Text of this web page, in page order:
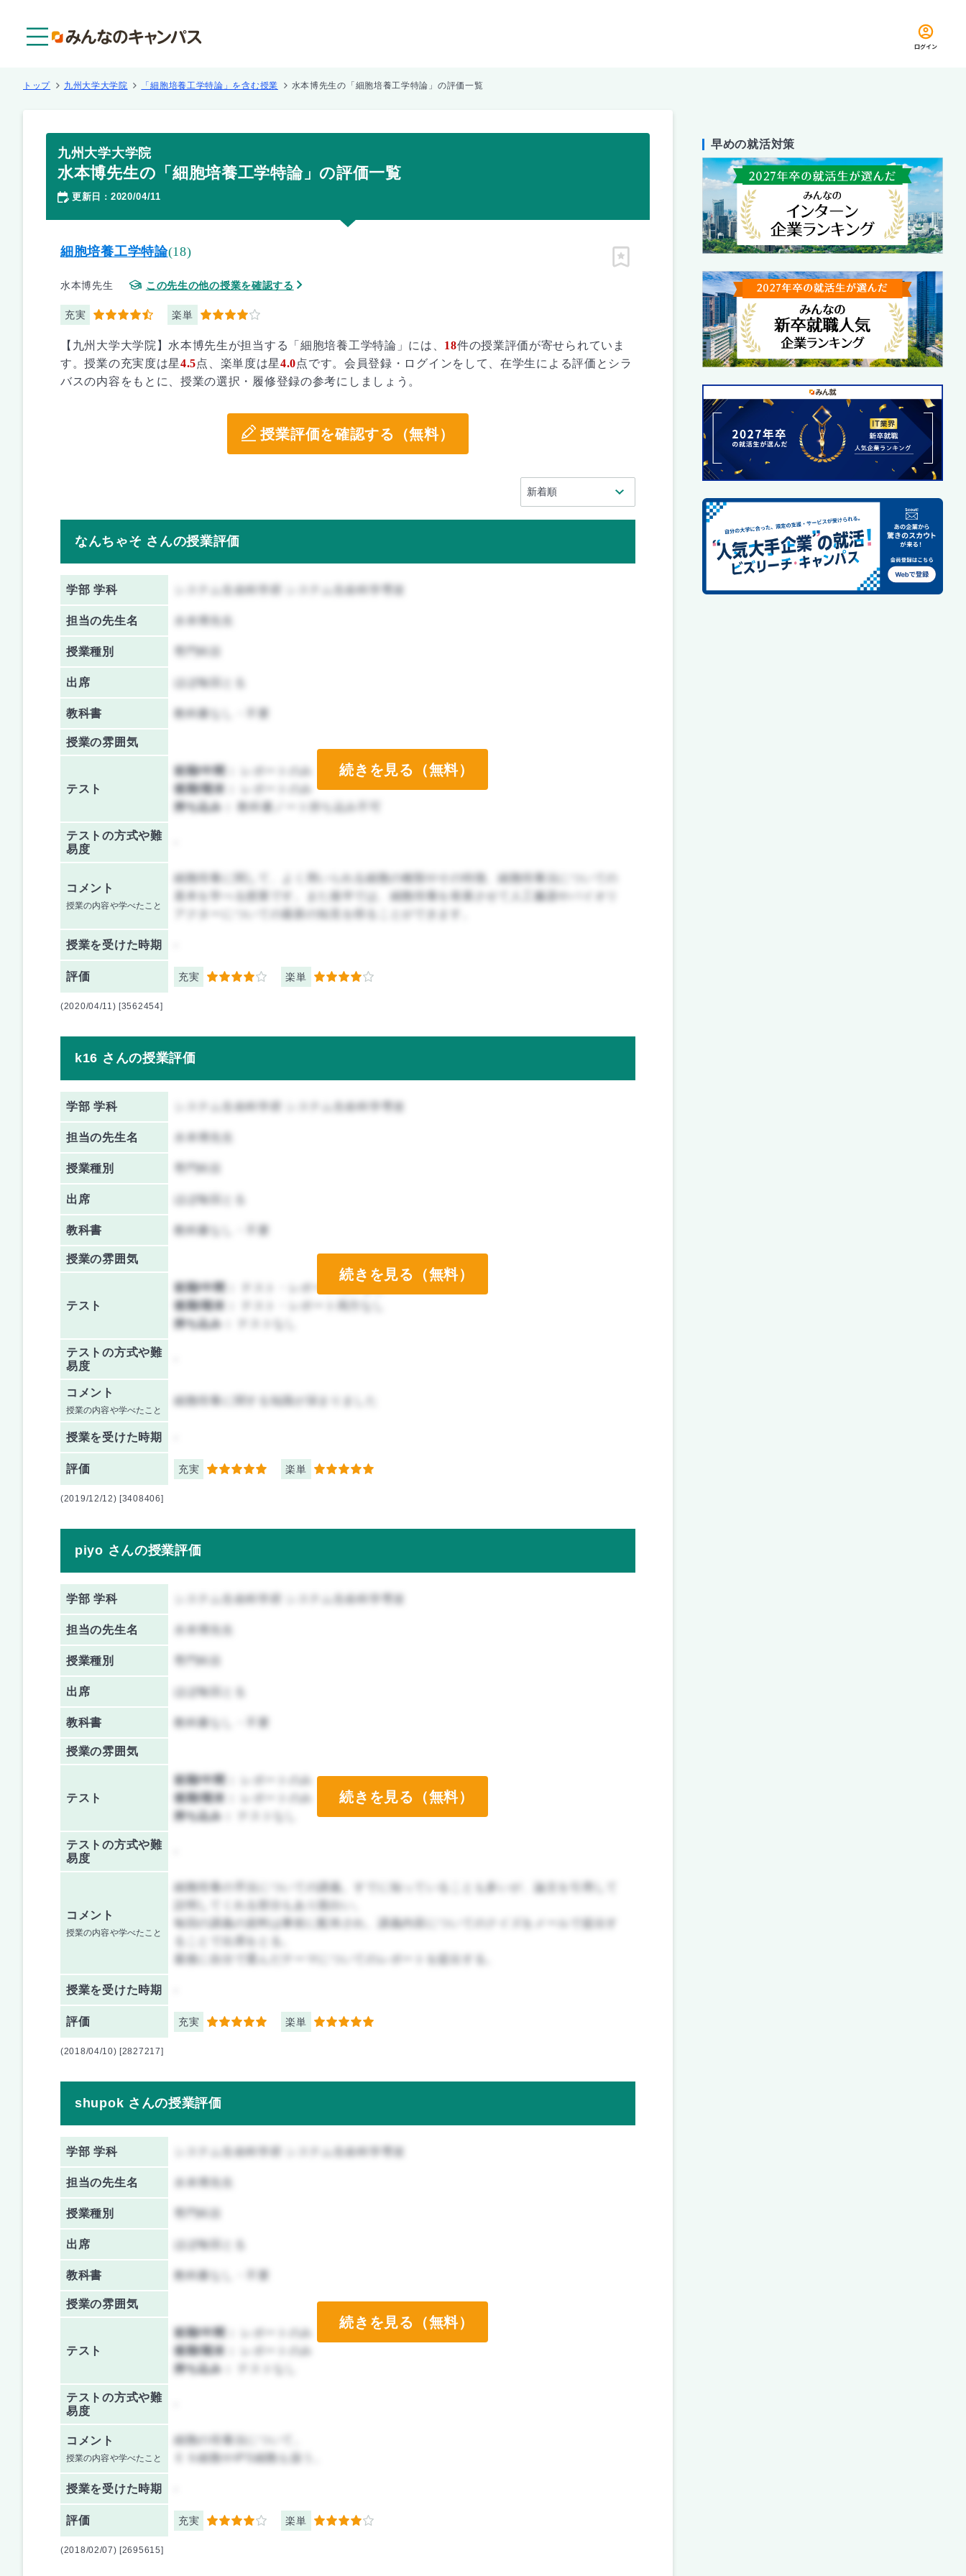
ログイン
トップ 九州大学大学院 「細胞培養工学特論」を含む授業 水本博先生の「細胞培養工学特論」の評価一覧
九州大学大学院
水本博先生の「細胞培養工学特論」の評価一覧
更新日 ： 2020/04/11
細胞培養工学特論(18)
水本博先生 この先生の他の授業を確認する
充実 4.5 楽単 4
ピン留め
【九州大学大学院】水本博先生が担当する「細胞培養工学特論」には、 18件の授業評価が寄せられていま
す。授業の充実度は星4.5点、楽単度は星4.0点です。会員登録・ログインをして、在学生による評価とシラ
バスの内容をもとに、授業の選択・履修登録の参考にしましょう。
授業評価を確認する（無料）
なんちゃそ さんの授業評価
学部 学科 システム生命科学府 システム生命科学専攻
担当の先生名
授業種別 専門科目
出席 ほぼ毎回とる
教科書 教科書なし・不要
授業の雰囲気
テスト
前期/中間：
レポートのみ
後期/期末：
レポートのみ
持ち込み：
教科書ノート持ち込み不可
テストの方式や難
易度
コメント
授業の内容や学べたこと
細胞培養に関して、よく用いられる細胞の種類やその特徴、細胞培養法についての
基本を学べる授業です。また後半では、細胞培養を発展させて人工臓器やバイオリ
アクターについての最新の知見を得ることができます。
授業を受けた時期
評価 充実 4 楽単 4
続きを見る（無料）
(2020/04/11) [3562454]
k16 さんの授業評価
学部 学科 システム生命科学府 システム生命科学専攻
担当の先生名
授業種別 専門科目
出席 ほぼ毎回とる
教科書 教科書なし・不要
授業の雰囲気
テスト
前期/中間：
後期/期末：
持ち込み：
テストの方式や難
易度
コメント
授業の内容や学べたこと
細胞培養に関する知識が深まりました
授業を受けた時期
評価 充実 5 楽単 5
続きを見る（無料）
(2019/12/12) [3408406]
piyo さんの授業評価
学部 学科 システム生命科学府 システム生命科学専攻
担当の先生名
授業種別 専門科目
出席 ほぼ毎回とる
教科書 教科書なし・不要
授業の雰囲気
テスト
前期/中間：
レポートのみ
後期/期末：
レポートのみ
持ち込み：
テストの方式や難
易度
コメント
授業の内容や学べたこと
細胞培養の手法についての講義。すでに知っていることも多いが、論文を引用して
説明してくれる部分もあり面白い。
毎回の講義の資料は事前に配布され、講義内容についてのクイズをメールで提出す
最後に自分で選んだテーマについてのレポートを提出する。
授業を受けた時期
評価 充実 5 楽単 5
続きを見る（無料）
(2018/04/10) [2827217]
shupok さんの授業評価
学部 学科 システム生命科学府 システム生命科学専攻
担当の先生名
授業種別 専門科目
出席 ほぼ毎回とる
教科書 教科書なし・不要
授業の雰囲気
テスト
前期/中間：
レポートのみ
後期/期末：
レポートのみ
持ち込み：
テストの方式や難
易度
コメント
授業の内容や学べたこと
細胞の培養法について。
ＥＳ細胞やiPS細胞も扱う。
授業を受けた時期
評価 充実 4 楽単 4
続きを見る（無料）
(2018/02/07) [2695615]
早めの就活対策